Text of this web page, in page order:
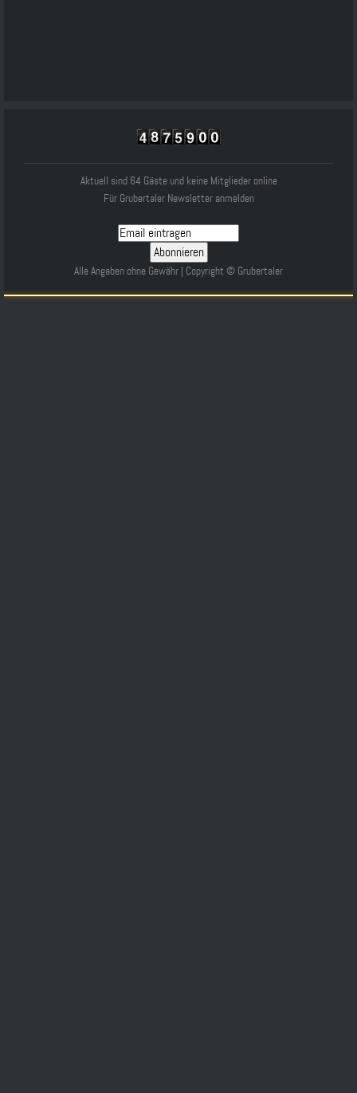
Aktuell sind 64 Gäste und keine Mitglieder online
Für Grubertaler Newsletter anmelden
Alle Angaben ohne Gewähr | Copyright © Grubertaler